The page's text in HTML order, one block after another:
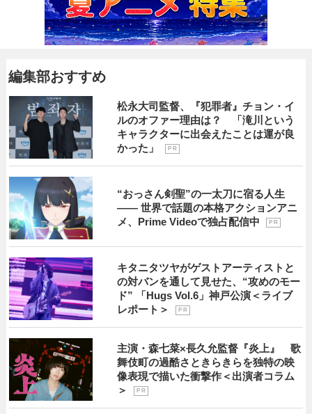
編集部おすすめ
松永大司監督、『犯罪者』チョン・イ
ルのオファー理由は？ 「滝川という
キャラクターに出会えたことは運が良
かった」
P R
“おっさん剣聖”の一太刀に宿る人生
―― 世界で話題の本格アクションアニ
メ、Prime Videoで独占配信中
P R
キタニタツヤがゲストアーティストと
の対バンを通して見せた、“攻めのモー
ド” 「Hugs Vol.6」神戸公演＜ライブ
レポート＞
P R
主演・森七菜×長久允監督『炎上』 歌
舞伎町の過酷さときらきらを独特の映
像表現で描いた衝撃作＜出演者コラム
＞
P R